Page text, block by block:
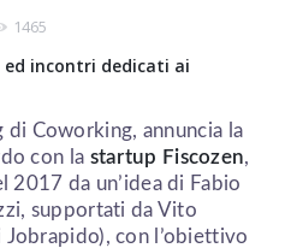
1465
incontri dedicati ai
di Coworking, annuncia la
con la startup Fiscozen,
2017 da un’idea di Fabio
supportati da Vito
con l’obiettivo